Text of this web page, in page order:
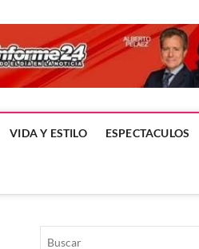
VIDA Y ESTILO ESPECTACULOS